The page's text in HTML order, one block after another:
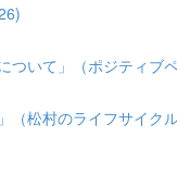
いて」（ポジティブ
松村のライフサイク